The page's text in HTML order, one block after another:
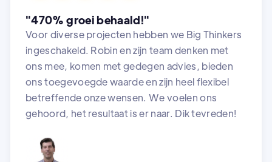
"470% groei behaald!"
Voor diverse projecten hebben we Big Thinkers
ingeschakeld. Robin en zijn team denken met
ons mee, komen met gedegen advies, bieden
ons toegevoegde waarde en zijn heel flexibel
betreffende onze wensen. We voelen ons
gehoord, het resultaat is er naar. Dik tevreden!